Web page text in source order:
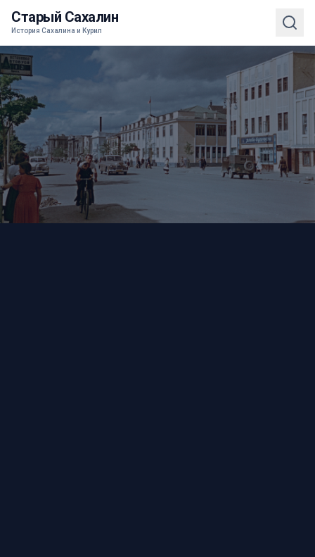
Старый Сахалин
История Сахалина и Курил